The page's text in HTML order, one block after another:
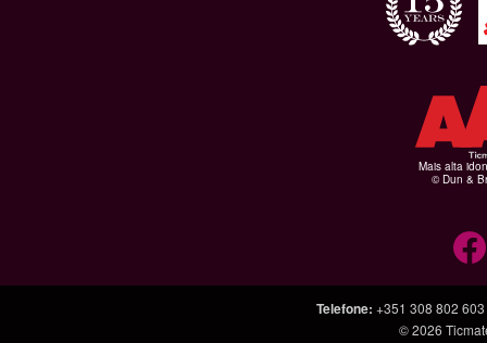
Mais alta
© Dun &
Telefone: +351 308 802 603
© 2026